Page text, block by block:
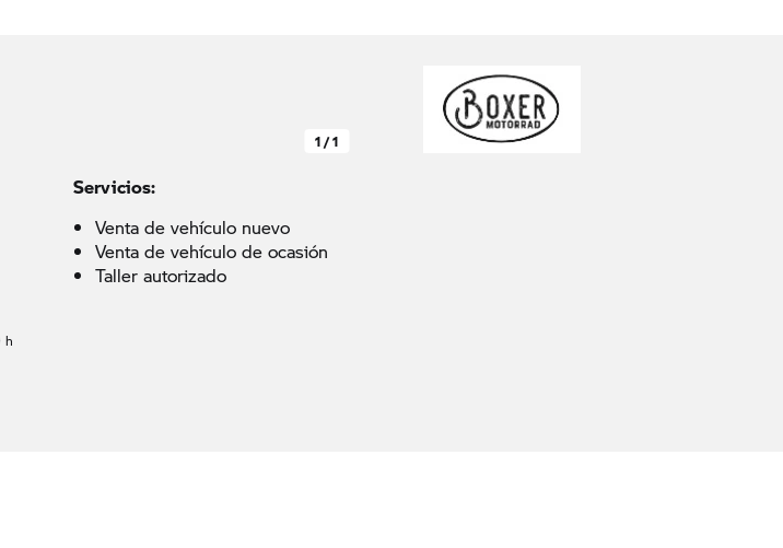
h
1 / 1
Servicios:
Venta de vehículo nuevo
Venta de vehículo de ocasión
Taller autorizado